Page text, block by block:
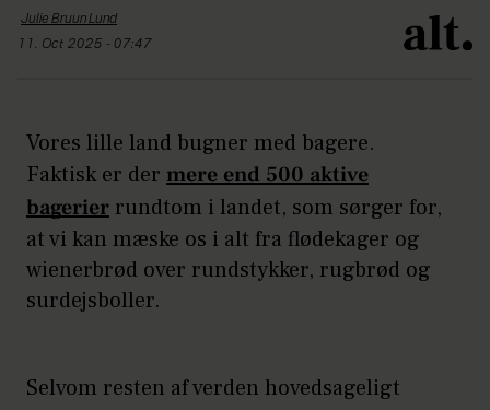
Julie Bruun Lund
11. Oct 2025 - 07:47
Vores lille land bugner med bagere.
Faktisk er der mere end 500 aktive
bagerier rundtom i landet, som sørger for,
at vi kan mæske os i alt fra flødekager og
wienerbrød over rundstykker, rugbrød og
surdejsboller.
Selvom resten af verden hovedsageligt